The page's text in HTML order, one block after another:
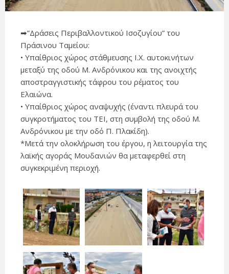
➡”Δράσεις Περιβαλλοντικού Ισοζυγίου” του
Πράσινου Ταμείου:
• Υπαίθριος χώρος στάθμευσης Ι.Χ. αυτοκινήτων
μεταξύ της οδού Μ. Ανδρόνικου και της ανοιχτής
αποστραγγιστικής τάφρου του ρέματος του
Ελαιώνα.
• Υπαίθριος χώρος αναψυχής (έναντι πλευρά του
συγκροτήματος του ΤΕΙ, στη συμβολή της οδού Μ.
Ανδρόνικου με την οδό Π. Πλακίδη).
*Μετά την ολοκλήρωση του έργου, η λειτουργία της
λαϊκής αγοράς Μουδανιών θα μεταφερθεί στη
συγκεκριμένη περιοχή.